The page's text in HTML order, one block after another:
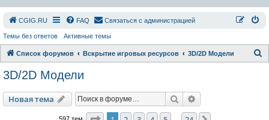
СGIG.RU FAQ Связаться с администрацией
Темы без ответов Активные темы
Список форумов Вскрытие игровых ресурсов 3D/2D Модели
3D/2D Модели
Новая тема Поиск